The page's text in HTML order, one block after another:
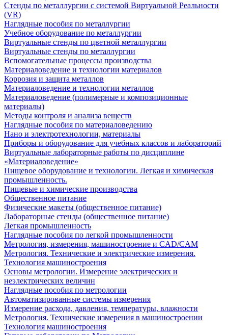
Cтенды по металлургии с системой Виртуальной Реальности
(VR)
Наглядные пособия по металлургии
Учебное оборудование по металлургии
Виртуальные стенды по цветной металлургии
Виртуальные стенды по металлургии
Вспомогательные процессы производства
Материаловедение и технологии материалов
Коррозия и защита металлов
Материаловедение и технологии металлов
Материаловедение (полимерные и композиционные
материалы)
Методы контроля и анализа веществ
Наглядные пособия по материаловедению
Нано и электротехнологии, материалы
Приборы и оборудование для учебных классов и лабораторий
Виртуальные лабораторные работы по дисциплине
«Материаловедение»
Пищевое оборудование и технологии. Легкая и химическая
промышленность.
Пищевые и химические производства
Общественное питание
Физические макеты (общественное питание)
Лабораторные стенды (общественное питание)
Легкая промышленность
Наглядные пособия по легкой промышленности
Метрология, измерения, машиностроение и CAD/CAM
Метрология. Технические и электрические измерения.
Технология машиностроения
Основы метрологии. Измерение электрических и
неэлектрических величин
Наглядные пособия по метрологии
Автоматизированные системы измерения
Измерение расхода, давления, температуры, влажности
Метрология. Технические измерения в машиностроении
Технология машиностроения